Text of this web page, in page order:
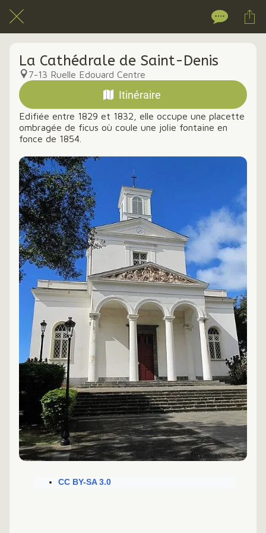
La Cathédrale de Saint-Denis
7-13 Ruelle Edouard Centre
Itinéraire
Edifiée entre 1829 et 1832, elle occupe une placette
ombragée de ficus où coule une jolie fontaine en
fonce de 1854.
CC BY-SA 3.0